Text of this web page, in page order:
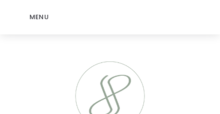
MENU